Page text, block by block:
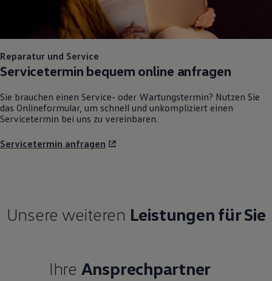
Reparatur und Service
Servicetermin bequem online anfragen
Sie brauchen einen Service- oder Wartungstermin? Nutzen Sie
das Onlineformular, um schnell und unkompliziert einen
Servicetermin bei uns zu vereinbaren.
Servicetermin anfragen
Unsere weiteren Leistungen für Sie
Ihre Ansprechpartner